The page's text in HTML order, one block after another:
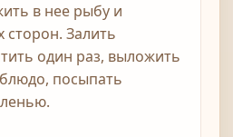
в нее рыбу и
сторон. Залить
один раз, выложить
посыпать